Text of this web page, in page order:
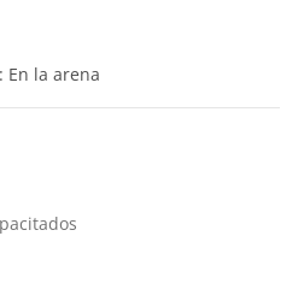
En la arena